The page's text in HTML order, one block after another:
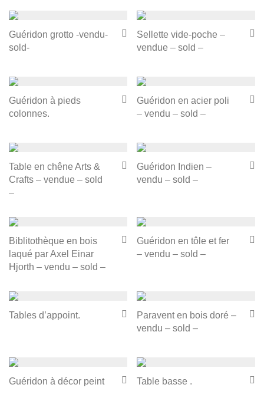
Guéridon grotto -vendu-
sold-
Sellette vide-poche –
vendue – sold –
Guéridon à pieds
colonnes.
Guéridon en acier poli
– vendu – sold –
Table en chêne Arts &
Crafts – vendue – sold
–
Guéridon Indien –
vendu – sold –
Biblitothèque en bois
laqué par Axel Einar
Hjorth – vendu – sold –
Guéridon en tôle et fer
– vendu – sold –
Tables d’appoint.
Paravent en bois doré –
vendu – sold –
Guéridon à décor peint Table basse .